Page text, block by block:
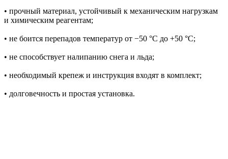
• прочный материал, устойчивый к механическим нагрузкам
и химическим реагентам;
• не боится перепадов температур от −50 °C до +50 °C;
• не способствует налипанию снега и льда;
• необходимый крепеж и инструкция входят в комплект;
• долговечность и простая установка.